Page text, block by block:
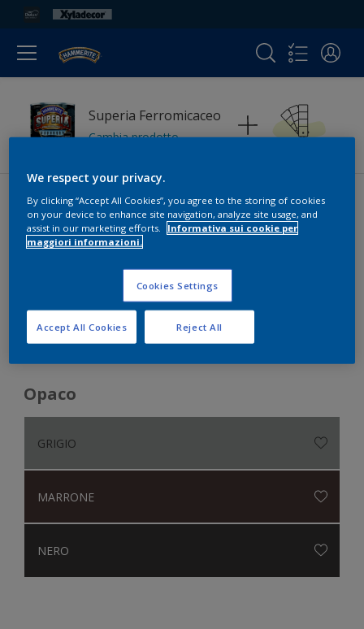
Superia Ferromicaceo
Cambia prodotto
Colori
Opaco
GRIGIO
MARRONE
NERO
We respect your privacy.
By clicking “Accept All Cookies”, you agree to the storing of cookies
on your device to enhance site navigation, analyze site usage, and
assist in our marketing efforts.
Informativa sui cookie per
maggiori informazioni.
Cookies Settings
Reject All
Accept All Cookies